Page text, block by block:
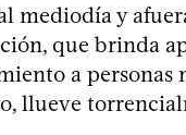
mediodía y
que brinda
a personas
llueve